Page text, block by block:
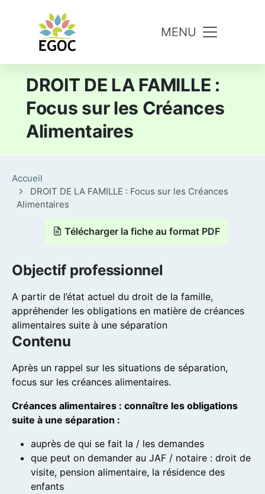
MENU
DROIT DE LA FAMILLE :
Focus sur les Créances
Alimentaires
Accueil
DROIT DE LA FAMILLE : Focus sur les Créances
Alimentaires
Télécharger la fiche au format PDF
Objectif professionnel
A partir de l’état actuel du droit de la famille,
appréhender les obligations en matière de créances
alimentaires suite à une séparation
Contenu
Après un rappel sur les situations de séparation,
focus sur les créances alimentaires.
Créances alimentaires : connaître les obligations
suite à une séparation :
auprès de qui se fait la / les demandes
que peut on demander au JAF / notaire : droit de
visite, pension alimentaire, la résidence des
enfants